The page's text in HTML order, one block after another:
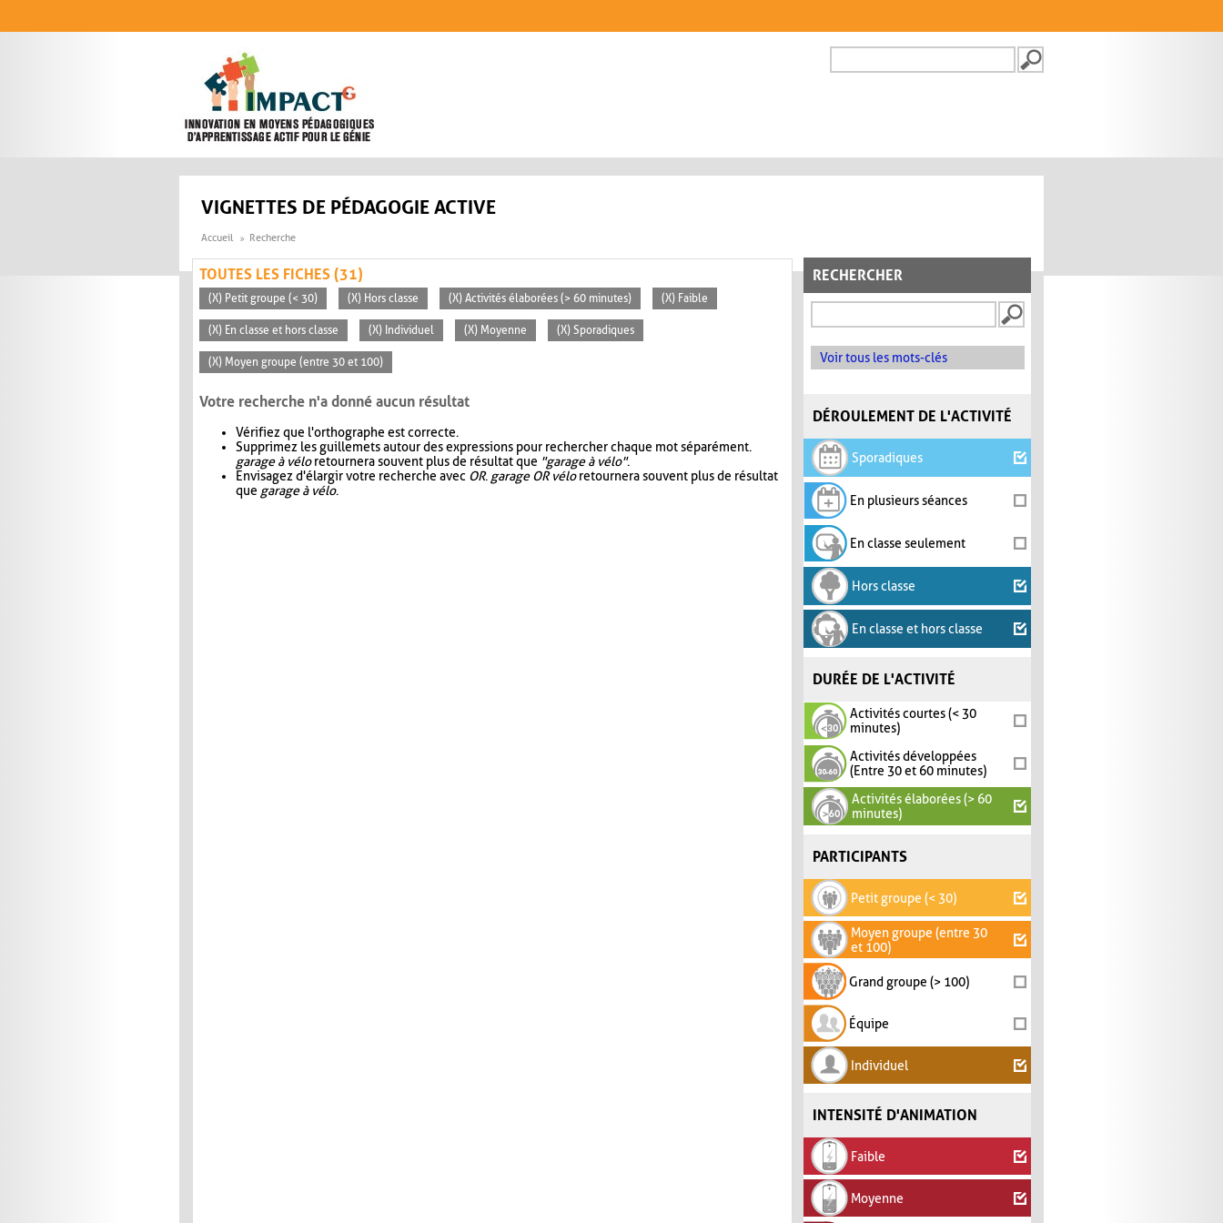
FORMULAIRE DE
VIGNETTES DE PÉDAGOGIE ACTIVE
Accueil Recherche
RECHERCHER
Voir tous les mots-clés
DÉROULEMENT DE L'ACTIVITÉ
Sporadiques
En plusieurs séances
En classe seulement
Hors classe
En classe et hors classe
DURÉE DE L'ACTIVITÉ
Activités courtes (< 30
minutes)
Activités développées
(Entre 30 et 60 minutes)
Activités élaborées (> 60
minutes)
PARTICIPANTS
Petit groupe (< 30)
Moyen groupe (entre 30
et 100)
Grand groupe (> 100)
Équipe
Individuel
INTENSITÉ D'ANIMATION
Faible
Moyenne
TOUTES LES FICHES (31)
(X) Petit groupe (< 30) (X) Hors classe (X) Activités élaborées (> 60 minutes) (X) Faible
(X) En classe et hors classe (X) Individuel (X) Moyenne (X) Sporadiques
(X) Moyen groupe (entre 30 et 100)
Votre recherche n'a donné aucun résultat
Vérifiez que l'orthographe est correcte.
Supprimez les guillemets autour des expressions pour rechercher chaque mot séparément.
garage à véloretournera souvent plus de résultat que "garage à vélo".
Envisagez d'élargir votre recherche avec OR. garage OR véloretournera souvent plus de résultat
que garage à vélo.